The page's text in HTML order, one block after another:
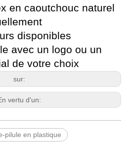
en caoutchouc naturel
disponibles
avec un logo ou un
de votre choix
sur:
vertu d'un:
pilule en plastique